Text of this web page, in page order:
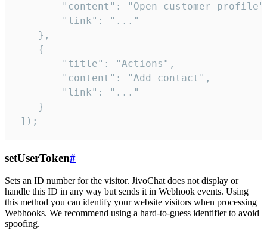
"content": "Open customer
        "link": "..."
    },
    {
        "title": "Actions",
        "content": "Add contact",
        "link": "..."
    }
]);
setUserToken#
Sets an ID number for the visitor. JivoChat does not display or
handle this ID in any way but sends it in Webhook events. Using
this method you can identify your website visitors when processing
Webhooks. We recommend using a hard-to-guess identifier to avoid
spoofing.